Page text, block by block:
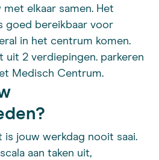
elkaar samen. Het
goed bereikbaar voor
in het centrum komen.
uit 2 verdiepingen. parkeren
Medisch Centrum.
is jouw werkdag nooit saai.
aan taken uit,